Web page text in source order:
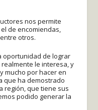
nos permite
de encomiendas,
otros.
oportunidad de lograr
le interesa, y
mucho por hacer en
que ha demostrado
región, que tiene sus
podido generar la